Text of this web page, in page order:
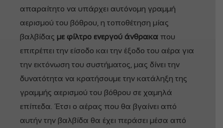
απαραίτητο να υπάρχει αυτόνομη γραμμή
αερισμού του βόθρου, η τοποθέτηση μίας
βαλβίδας με φίλτρο ενεργού άνθρακα που
επιτρέπει την είσοδο και την έξοδο του αέρα για
την εκτόνωση του συστήματος, μας δίνει την
δυνατότητα να κρατήσουμε την κατάληξη της
γραμμής αερισμού του βόθρου σε χαμηλά
επίπεδα. Έτσι ο αέρας που θα βγαίνει από
αυτήν την βαλβίδα θα έχει περάσει μέσα από